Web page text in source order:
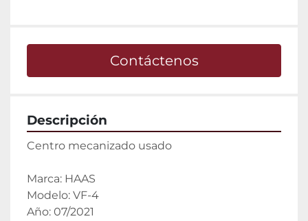
Contáctenos
Descripción
Centro mecanizado usado
Marca: HAAS
Modelo: VF-4
Año: 07/2021